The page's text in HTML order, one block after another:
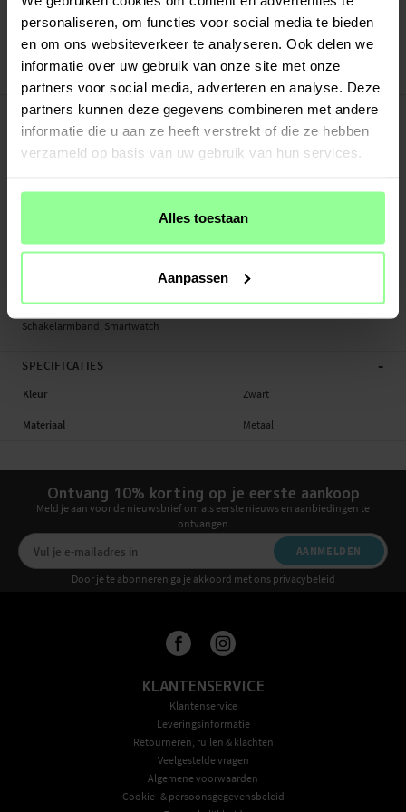
personaliseren, om functies voor social media te bieden
en om ons websiteverkeer te analyseren. Ook delen we
informatie over uw gebruik van onze site met onze
partners voor social media, adverteren en analyse. Deze
partners kunnen deze gegevens combineren met andere
informatie die u aan ze heeft verstrekt of die ze hebben
verzameld op basis van uw gebruik van hun services.
Alles toestaan
Aanpassen
Veilig betalen met Klarna of Paypal
30 dagen retourrecht
Art number:72938 Nomad
PRODUCTBESCHRIJVING
Schakelarmband voor Apple Watch Series 11 46mm.
Productsoort: Schakelarmband
Lengte: Verstelbaar tussen ongeveer 90-170mm (lengte zonder de smartwatch
Horlogeband Inkorter: Inbegrepen
Schakelarmband, Smartwatch
SPECIFICATIES -
Kleur Zwart
Materiaal Metaal
Ontvang 10% korting op je eerste aankoop
Meld je aan voor de nieuwsbrief om als eerste nieuws en aanbiedingen te
ontvangen
AANMELDEN
Door je te abonneren ga je akkoord met ons privacybeleid
KLANTENSERVICE
Klantenservice
Leveringsinformatie
Retourneren, ruilen & klachten
Veelgestelde vragen
Algemene voorwaarden
Cookie- & persoonsgegevensbeleid